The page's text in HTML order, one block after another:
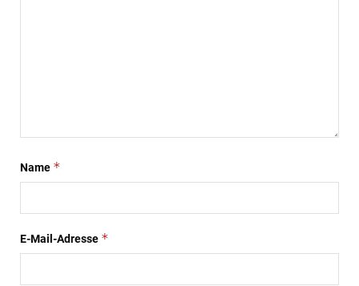
Name *
E-Mail-Adresse *